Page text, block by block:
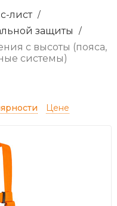
лист /
защиты /
с высоты (пояса,
системы)
Цене